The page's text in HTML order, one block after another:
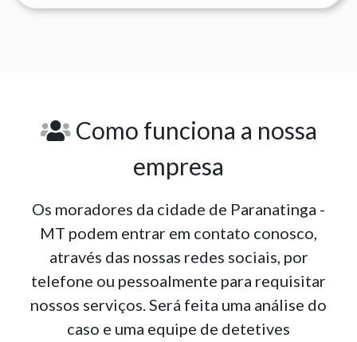
Como funciona a nossa
empresa
Os moradores da cidade de Paranatinga -
MT podem entrar em contato conosco,
através das nossas redes sociais, por
telefone ou pessoalmente para requisitar
nossos serviços. Será feita uma análise do
caso e uma equipe de detetives